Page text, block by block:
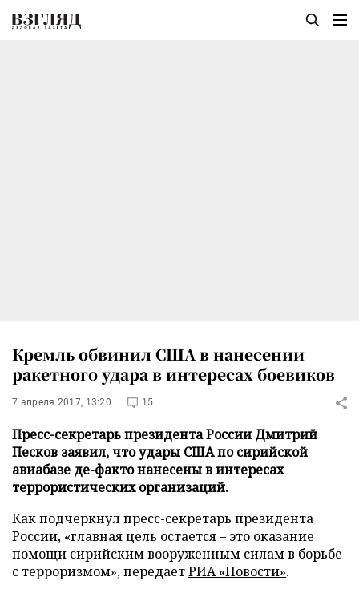
Кремль обвинил США в нанесении
ракетного удара в интересах боевиков
7 апреля 2017, 13:20 15
Пресс-секретарь президента России Дмитрий
Песков заявил, что удары США по сирийской
авиабазе де-факто нанесены в интересах
террористических организаций.
Как подчеркнул пресс-секретарь президента
России, «главная цель остается – это оказание
помощи сирийским вооруженным силам в борьбе
с терроризмом», передаетРИА «Новости».